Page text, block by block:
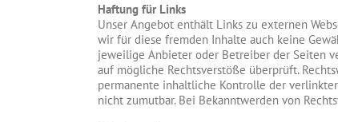
Haftung für Links
Unser Angebot enthält Links zu externen
wir für diese fremden Inhalte auch keine
jeweilige Anbieter oder Betreiber der Seiten
auf mögliche Rechtsverstöße überprüft.
permanente inhaltliche Kontrolle der
nicht zumutbar. Bei Bekanntwerden von